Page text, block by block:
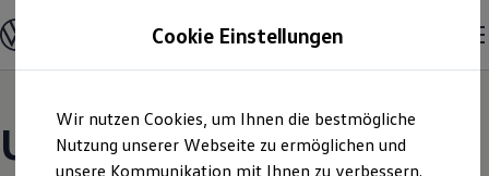
Hauptinhalt
springen
Footer
springen
Modelle und Konfigurator
Konfigurator
Modelle vergleichen
Elektroautos
ENERGY Sondermodelle
Nutzfahrzeuge
Unsere aktuellen
Cookie Einstellungen
Wir nutzen Cookies, um Ihnen die bestmögliche
Nutzung unserer Webseite zu ermöglichen und
unsere Kommunikation mit Ihnen zu verbessern.